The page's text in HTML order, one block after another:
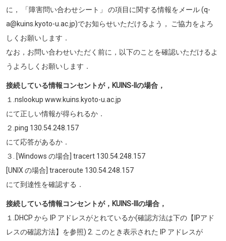
に， 「障害問い合わせシート」 の項目に関する情報をメール (q-
a@kuins.kyoto-u.ac.jp)でお知らせいただけるよう， ご協力をよろ
しくお願いします．
なお，お問い合わせいただく前に，以下のことを確認いただけるよ
うよろしくお願いします．
接続している情報コンセントが，KUINS-IIの場合，
１.nslookup www.kuins.kyoto-u.ac.jp
にて正しい情報が得られるか．
２.ping 130.54.248.157
にて応答があるか．
３. [Windows の場合] tracert 130.54.248.157
[UNIX の場合] traceroute 130.54.248.157
にて到達性を確認する．
接続している情報コンセントが，KUINS-IIIの場合，
１.DHCP から IP アドレスがとれているか(確認方法は下の【IPアド
レスの確認方法】を参照) 2. このとき表示された IP アドレスが